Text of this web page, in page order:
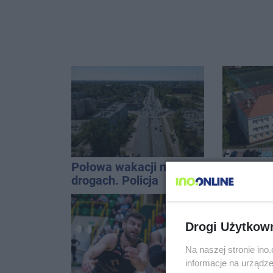
Połowa wakacji na
drogach. Policja
podsumowała lipiec
Jest
remontu
Drogi
Na naszej stronie
informacje na